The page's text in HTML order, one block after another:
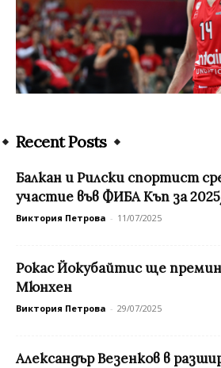
Recent Posts
Балкан и Рилски спортист
участие във ФИБА Къп за
Виктория Петрова - 11/07/2025
Рокас Йокубайтис ще
Мюнхен
Виктория Петрова - 29/07/2025
Александър Везенков в